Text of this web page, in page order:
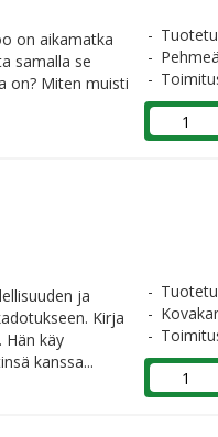
on aikamatka
samalla se
on? Miten muisti
ja
Kirja
käy
kanssa...